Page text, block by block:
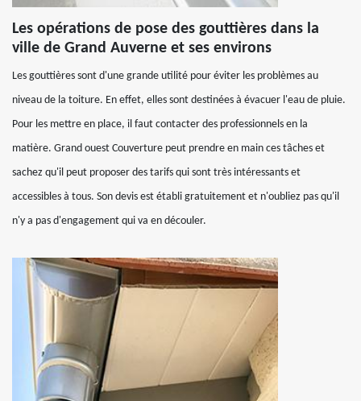
Les opérations de pose des gouttières dans la
ville de Grand Auverne et ses environs
Les gouttières sont d'une grande utilité pour éviter les problèmes au
niveau de la toiture. En effet, elles sont destinées à évacuer l'eau de pluie.
Pour les mettre en place, il faut contacter des professionnels en la
matière. Grand ouest Couverture peut prendre en main ces tâches et
sachez qu'il peut proposer des tarifs qui sont très intéressants et
accessibles à tous. Son devis est établi gratuitement et n'oubliez pas qu'il
n'y a pas d'engagement qui va en découler.